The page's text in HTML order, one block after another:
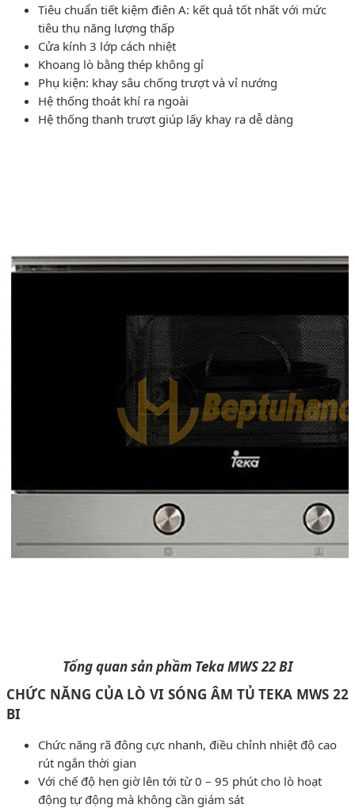
Tiêu chuẩn tiết kiệm điên A: kết quả tốt nhất với mức
tiêu thụ năng lượng thấp
Cửa kính 3 lớp cách nhiệt
Khoang lò bằng thép không gỉ
Phụ kiện: khay sâu chống trượt và vỉ nướng
Hệ thống thoát khí ra ngoài
Hệ thống thanh trượt giúp lấy khay ra dễ dàng
Tổng quan sản phầm Teka MWS 22 BI
CHỨC NĂNG CỦA LÒ VI SÓNG ÂM TỦ TEKA MWS 22
BI
Chức năng rã đông cực nhanh, điều chỉnh nhiệt độ cao
rút ngắn thời gian
Với chế độ hẹn giờ lên tới từ 0 – 95 phút cho lò hoạt
động tự động mà không cần giám sát